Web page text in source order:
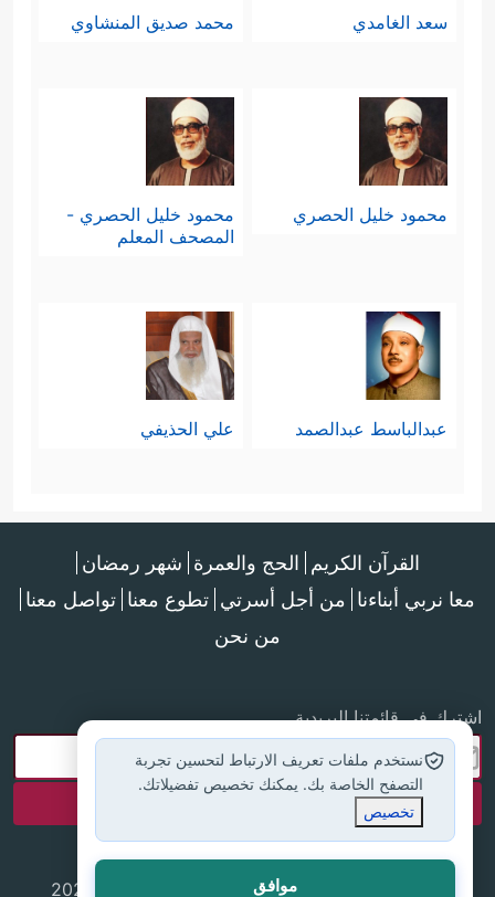
سعد الغامدي محمد صديق المنشاوي
محمود خليل الحصري
محمود خليل الحصري -
المصحف المعلم
عبدالباسط عبدالصمد علي الحذيفي
القرآن الكريم الحج والعمرة شهر رمضان
معا نربي أبناءنا من أجل أسرتي تطوع معنا تواصل معنا
من نحن
اشترك في قائمتنا البريدية
جميع الحقوق محفوظة لموقع إسلام أون لاين © 2025
نستخدم ملفات تعريف الارتباط لتحسين تجربة
التصفح الخاصة بك. يمكنك تخصيص تفضيلاتك.
تخصيص
موافق